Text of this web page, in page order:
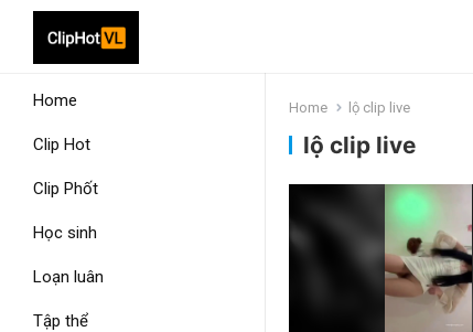
Home
Clip Hot
Clip Phốt
Học sinh
Loạn luân
Tập thể
Home lộ clip live
lộ clip live